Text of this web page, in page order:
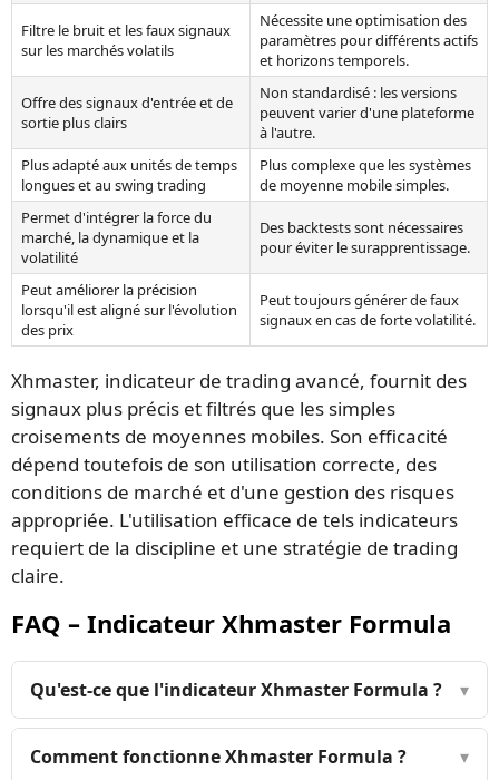
Filtre le bruit et les faux signaux
sur les marchés volatils
Nécessite une optimisation des
paramètres pour différents actifs
et horizons temporels.
Offre des signaux d'entrée et de
sortie plus clairs
Non standardisé : les versions
peuvent varier d'une plateforme
à l'autre.
Plus adapté aux unités de temps
longues et au swing trading
Plus complexe que les systèmes
de moyenne mobile simples.
Permet d'intégrer la force du
marché, la dynamique et la
volatilité
Des backtests sont nécessaires
pour éviter le surapprentissage.
Peut améliorer la précision
lorsqu'il est aligné sur l'évolution
des prix
Peut toujours générer de faux
signaux en cas de forte volatilité.
Xhmaster, indicateur de trading avancé, fournit des
signaux plus précis et filtrés que les simples
croisements de moyennes mobiles. Son efficacité
dépend toutefois de son utilisation correcte, des
conditions de marché et d'une gestion des risques
appropriée. L'utilisation efficace de tels indicateurs
requiert de la discipline et une stratégie de trading
claire.
FAQ – Indicateur Xhmaster Formula
Qu'est-ce que l'indicateur Xhmaster Formula ? ▾
Comment fonctionne Xhmaster Formula ? ▾